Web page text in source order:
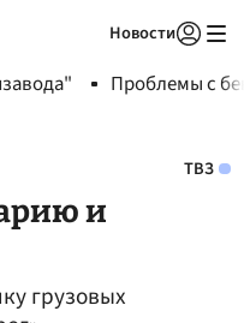
Новости
Проблемы с
ТВЗ
и
грузовых